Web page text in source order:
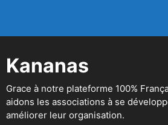
Kananas
Grace à notre plateforme 100%
aidons les associations à se
améliorer leur organisation.